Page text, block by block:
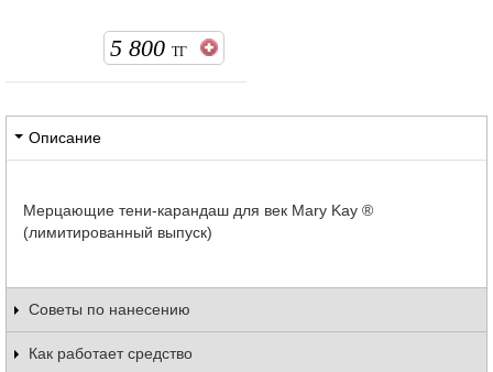
5 800 ТГ
Описание
Мерцающие тени-карандаш для век Mary Kay ®
(лимитированный выпуск)
Советы по нанесению
Как работает средство